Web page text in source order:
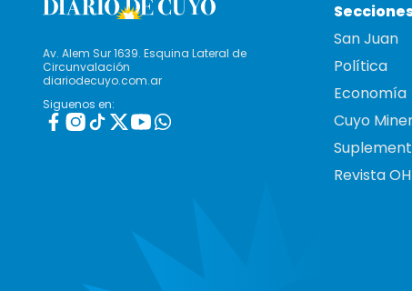
Av. Alem Sur 1639. Esquina Lateral de
Circunvalación
diariodecuyo.com.ar
Siguenos en:
San Juan
Política
Economía
Cuyo
Revista OH